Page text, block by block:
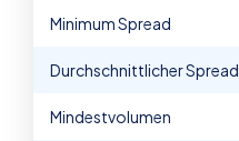
Minimum Spread
Durchschnittlicher Spread
Mindestvolumen